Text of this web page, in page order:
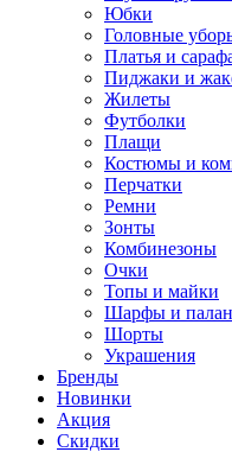
Юбки
Головные
Платья и
Пиджаки и
Жилеты
Футболки
Плащи
Костюмы и
Перчатки
Ремни
Зонты
Комбинезоны
Очки
Топы и майки
Шарфы и
Шорты
Украшения
Бренды
Новинки
Акция
Скидки